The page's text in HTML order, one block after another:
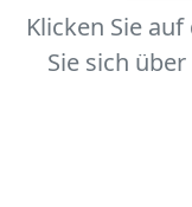
Klicken Sie
Sie sich